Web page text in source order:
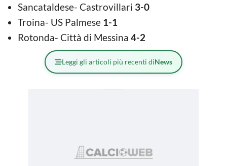
Sancataldese- Castrovillari 3-0
Troina- US Palmese 1-1
Rotonda- Città di Messina 4-2
Leggi gli articoli più recenti diNews